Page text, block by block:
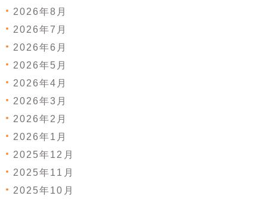
2026年8月
2026年7月
2026年6月
2026年5月
2026年4月
2026年3月
2026年2月
2026年1月
2025年12月
2025年11月
2025年10月